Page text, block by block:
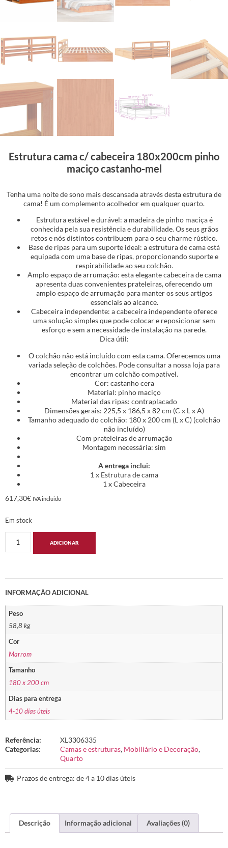
Estrutura cama c/ cabeceira 180x200cm pinho
maciço castanho-mel
Tenha uma noite de sono mais descansada através desta estrutura de
cama! É um complemento acolhedor em qualquer quarto.
Estrutura estável e durável: a madeira de pinho maciça é
conhecida pela sua resistência e durabilidade. Os seus grãos
retos e nós distintos contribuem para o seu charme rústico.
Base de ripas para um suporte ideal: a estrutura de cama está
equipada com uma base de ripas, proporcionando suporte e
respirabilidade ao seu colchão.
Amplo espaço de arrumação: esta elegante cabeceira de cama
apresenta duas convenientes prateleiras, oferecendo um
amplo espaço de arrumação para manter os seus artigos
essenciais ao alcance.
Cabeceira independente: a cabeceira independente oferece
uma solução simples que pode colocar e reposicionar sem
esforço e sem a necessidade de instalação na parede.
Dica útil:
O colchão não está incluído com esta cama. Oferecemos uma
variada seleção de colchões. Pode consultar a nossa loja para
encontrar um colchão compatível.
Cor: castanho cera
Material: pinho maciço
Material das ripas: contraplacado
Dimensões gerais: 225,5 x 186,5 x 82 cm (C x L x A)
Tamanho adequado do colchão: 180 x 200 cm (L x C) (colchão
não incluído)
Com prateleiras de arrumação
Montagem necessária: sim
A entrega inclui:
1 x Estrutura de cama
1 x Cabeceira
617,30€ IVA incluido
Em stock
ADICIONAR
INFORMAÇÃO ADICIONAL
Peso
58,8 kg
Cor
Marrom
Tamanho
180 x 200 cm
Dias para entrega
4-10 dias úteis
Referência:
XL3306335
Categorias:
Camas e estruturas, Mobiliário e Decoração,
Quarto
Prazos de entrega: de 4 a 10 dias úteis
Descrição Informação adicional Avaliações (0)